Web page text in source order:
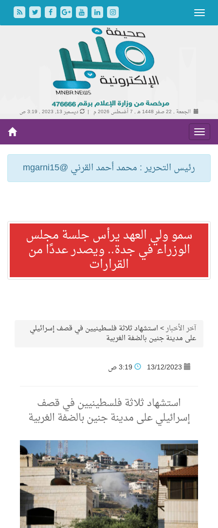
الجمعة , 22 صفر 1448 هـ , 7 أغسطس 2026 م | ديسمبر 13, 2023 , 3:19 ص
رئيس التحرير : محمد أحمد القرني @mgarni15
سمو ولي العهد يرأس جلسة مجلس
الوزراء في جدة.. ويصدر عددًا من
القرارات
آخر الأخبار>استشهاد ثلاثة فلسطينيين في قصف إسرائيلي
على مدينة جنين بالضفة الغربية
13/12/2023
استشهاد ثلاثة فلسطينيين في قصف
إسرائيلي على مدينة جنين بالضفة الغربية